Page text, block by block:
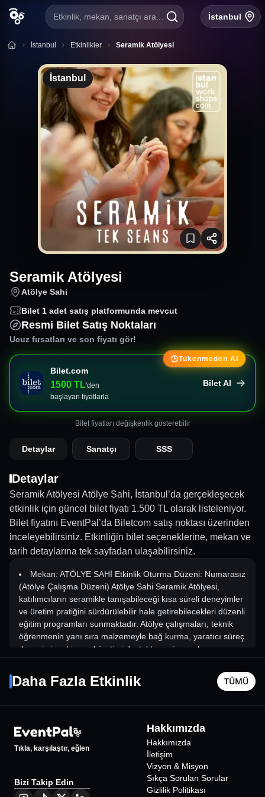
Etkinlik, mekan, sanatçı ara... İstanbul
İstanbul Etkinlikler Seramik Atölyesi
İstanbul
Seramik Atölyesi
Atölye Sahi
Bilet 1 adet satış platformunda mevcut
Resmi Bilet Satış Noktaları
Ucuz fırsatları ve son fiyatı gör!
Tükenmeden Al
Bilet.com
1500 TL'den
başlayan fiyatlarla
Bilet Al
Bilet fiyatları değişkenlik gösterebilir
Detaylar Sanatçı SSS
Detaylar
Seramik Atölyesi Atölye Sahi, İstanbul’da gerçekleşecek
etkinlik için güncel bilet fiyatı 1.500 TL olarak listeleniyor.
Bilet fiyatını EventPal’da Biletcom satış noktası üzerinden
inceleyebilirsiniz. Etkinliğin bilet seçeneklerine, mekan ve
tarih detaylarına tek sayfadan ulaşabilirsiniz.
Mekan: ATÖLYE SAHİ Etkinlik Oturma Düzeni: Numarasız
(Atölye Çalışma Düzeni) Atölye Sahi Seramik Atölyesi,
katılımcıların seramikle tanışabileceği kısa süreli deneyimler
ve üretim pratiğini sürdürülebilir hale getirebilecekleri düzenli
eğitim programları sunmaktadır. Atölye çalışmaları, teknik
öğrenmenin yanı sıra malzemeyle bağ kurma, yaratıcı süreç
deneyimi ve bireysel üretimi desteklemeyi amaçlar.
oturumluk seramik workshop ve haftalık düzenli seramik
eğitimi.
kendi üretim deneyimini yaşaması için tasarlanmıştır. Daha
önce seramik deneyimi gerektirmez ve tüm seviyelere
uygundur.
Katılımcılar workshop süresince seramik çamurunu tanır,
temel elde şekillendirme tekniklerini öğrenir ve kendi seramik
objelerini üretir. Süreç teknik mükemmeliyetten ziyade keşif,
Daha Fazla Etkinlik TÜMÜ
İstanbul Park of İstanbul
Forest
İstanbul
Tıkla, karşılaştır, eğlen
Bizi Takip Edin
Hakkımızda
Hakkımızda
İletişim
Vizyon & Misyon
Sıkça Sorulan Sorular
Gizlilik Politikası